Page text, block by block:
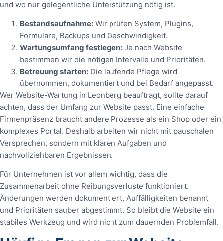
und wo nur gelegentliche Unterstützung nötig ist.
Bestandsaufnahme: Wir prüfen System, Plugins,
Formulare, Backups und Geschwindigkeit.
Wartungsumfang festlegen: Je nach Website
bestimmen wir die nötigen Intervalle und Prioritäten.
Betreuung starten: Die laufende Pflege wird
übernommen, dokumentiert und bei Bedarf angepasst.
Wer Website-Wartung in Leonberg beauftragt, sollte darauf
achten, dass der Umfang zur Website passt. Eine einfache
Firmenpräsenz braucht andere Prozesse als ein Shop oder ein
komplexes Portal. Deshalb arbeiten wir nicht mit pauschalen
Versprechen, sondern mit klaren Aufgaben und
nachvollziehbaren Ergebnissen.
Für Unternehmen ist vor allem wichtig, dass die
Zusammenarbeit ohne Reibungsverluste funktioniert.
Änderungen werden dokumentiert, Auffälligkeiten benannt
und Prioritäten sauber abgestimmt. So bleibt die Website ein
stabiles Werkzeug und wird nicht zum dauernden Problemfall.